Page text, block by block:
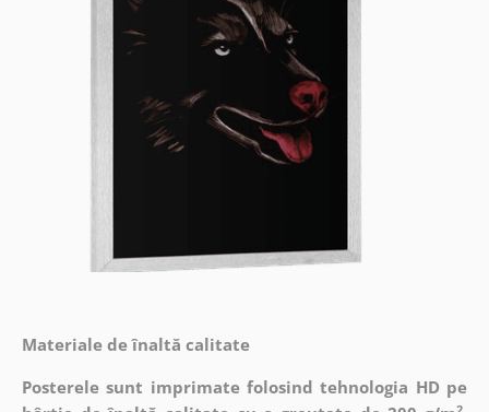
Materiale de înaltă calitate
Posterele sunt imprimate folosind tehnologia HD pe